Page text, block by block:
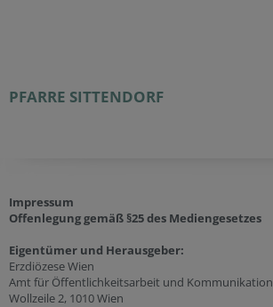
PFARRE SITTENDORF
Impressum
Offenlegung gemäß §25 des Mediengesetzes
Eigentümer und Herausgeber:
Erzdiözese Wien
Amt für Öffentlichkeitsarbeit und Kommunikation
Wollzeile 2, 1010 Wien